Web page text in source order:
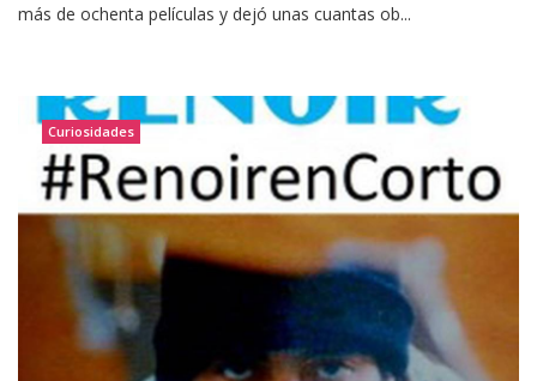
más de ochenta películas y dejó unas cuantas ob...
Curiosidades